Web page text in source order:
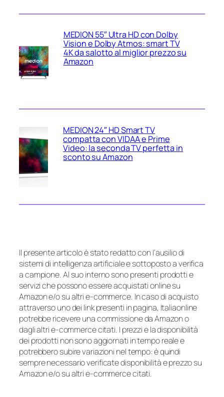
MEDION 55″ Ultra HD con Dolby
Vision e Dolby Atmos: smart TV
4K da salotto al miglior prezzo su
Amazon
MEDION 24″ HD Smart TV
compatta con VIDAA e Prime
Video: la seconda TV perfetta in
sconto su Amazon
Il presente articolo è stato redatto con l’ausilio di
sistemi di intelligenza artificiale e sottoposto a verifica
a campione. Al suo interno sono presenti prodotti e
servizi che possono essere acquistati online su
Amazon e/o su altri e-commerce. In caso di acquisto
attraverso uno dei link presenti in pagina, Italiaonline
potrebbe ricevere una commissione da Amazon o
dagli altri e-commerce citati. I prezzi e la disponibilità
dei prodotti non sono aggiornati in tempo reale e
potrebbero subire variazioni nel tempo: è quindi
sempre necessario verificate disponibilità e prezzo su
Amazon e/o su altri e-commerce citati.